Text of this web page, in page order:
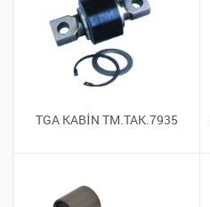
TGA KABİN TM.TAK.7935